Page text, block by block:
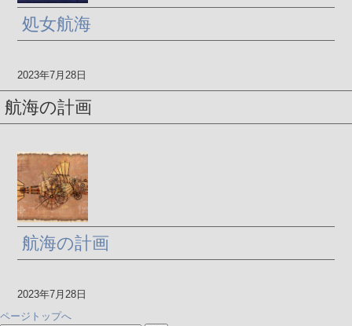
処女航海
2023年7月28日
航海の計画
航海の計画
2023年7月28日
ページトップへ